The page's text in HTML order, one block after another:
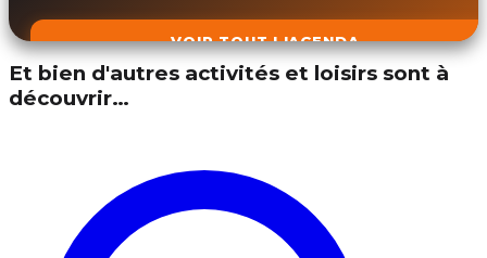
VOIR TOUT L'AGENDA
Et bien d'autres activités et loisirs sont à
découvrir…